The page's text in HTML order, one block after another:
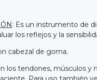
: Es un instrumento de
los reflejos y la
cabezal de goma.
los tendones, músculos y